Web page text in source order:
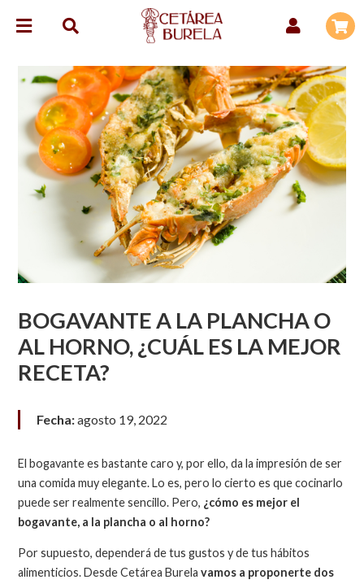
BOGAVANTE A LA PLANCHA O
AL HORNO, ¿CUÁL ES LA MEJOR
RECETA?
Fecha:agosto 19, 2022
El bogavante es bastante caro y, por ello, da la impresión de ser
una comida muy elegante. Lo es, pero lo cierto es que cocinarlo
puede ser realmente sencillo. Pero, ¿cómo es mejor el
bogavante, a la plancha o al horno?
Por supuesto, dependerá de tus gustos y de tus hábitos
alimenticios. Desde Cetárea Burelavamos a proponerte dos